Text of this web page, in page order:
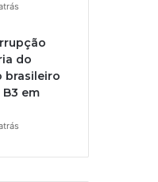
do
brasileiro
em